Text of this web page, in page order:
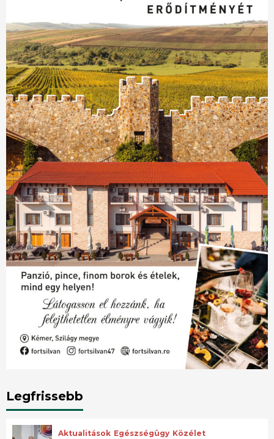
Legfrissebb
Aktualitások Egészségügy Közélet